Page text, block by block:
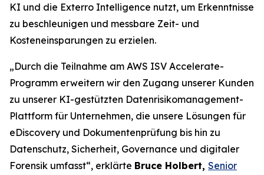
KI und die Exterro Intelligence nutzt, um Erkenntnisse
zu beschleunigen und messbare Zeit- und
Kosteneinsparungen zu erzielen.
„Durch die Teilnahme am AWS ISV Accelerate-
Programm erweitern wir den Zugang unserer Kunden
zu unserer KI-gestützten Datenrisikomanagement-
Plattform für Unternehmen, die unsere Lösungen für
eDiscovery und Dokumentenprüfung bis hin zu
Datenschutz, Sicherheit, Governance und digitaler
Forensik umfasst“, erklärte Bruce Holbert, Senior